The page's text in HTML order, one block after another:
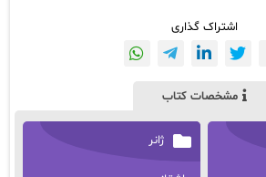
اشتراک گذاری
مشخصات کتاب
ژانر